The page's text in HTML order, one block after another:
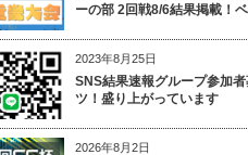
ーの部 2回戦8/6結果掲載！
2023年8月25日
SNS結果速報グループ参加
ツ！盛り上がっています
2026年8月2日